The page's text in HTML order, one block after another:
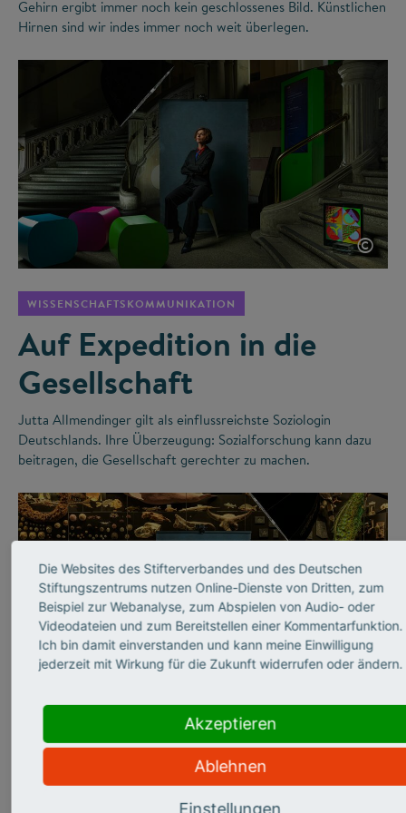
Gehirn ergibt immer noch kein geschlossenes Bild. Künstlichen
Hirnen sind wir indes immer noch weit überlegen.
©
WISSENSCHAFTSKOMMUNIKATION
Auf Expedition in die
Gesellschaft
Jutta Allmendinger gilt als einflussreichste Soziologin
Deutschlands. Ihre Überzeugung: Sozialforschung kann dazu
beitragen, die Gesellschaft gerechter zu machen.
©
WISSENSCHAFTSKOMMUNIKATION
Abtauchen in die graue
Die Websites des Stifterverbandes und des Deutschen
Stiftungszentrums nutzen Online-Dienste von Dritten, zum
Beispiel zur Webanalyse, zum Abspielen von Audio- oder
Videodateien und zum Bereitstellen einer Kommentarfunktion.
Ich bin damit einverstanden und kann meine Einwilligung
jederzeit mit Wirkung für die Zukunft widerrufen oder ändern.
Akzeptieren
Ablehnen
Einstellungen